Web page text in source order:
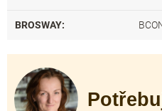
BROSWAY: